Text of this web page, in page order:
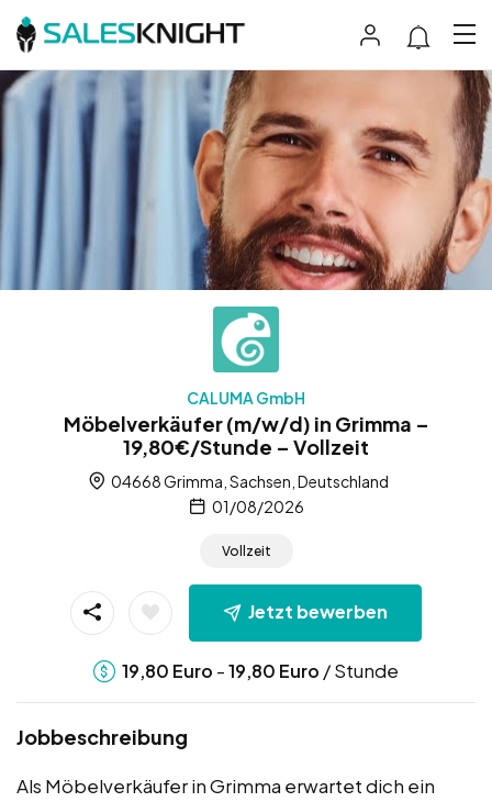
CALUMA GmbH
Möbelverkäufer (m/w/d) in Grimma –
19,80€/Stunde – Vollzeit
04668 Grimma, Sachsen, Deutschland
01/08/2026
Vollzeit
Jetzt bewerben
19,80 Euro -19,80 Euro / Stunde
Jobbeschreibung
Als Möbelverkäufer in Grimma erwartet dich ein